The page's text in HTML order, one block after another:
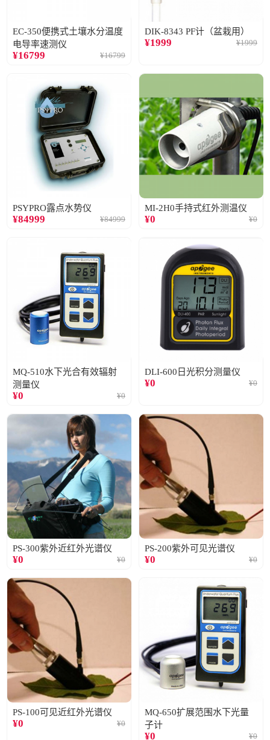
EC-350便携式土壤水分温度
电导率速测仪
¥16799 ¥16799
DIK-8343 PF计（盆栽用）
¥1999 ¥1999
PSYPRO露点水势仪
¥84999 ¥84999
MI-2H0手持式红外测温仪
¥0 ¥0
MQ-510水下光合有效辐射
测量仪
¥0 ¥0
DLI-600日光积分测量仪
¥0 ¥0
PS-300紫外近红外光谱仪
¥0 ¥0
PS-200紫外可见光谱仪
¥0 ¥0
PS-100可见近红外光谱仪
¥0 ¥0
MQ-650扩展范围水下光量
子计
¥0 ¥0